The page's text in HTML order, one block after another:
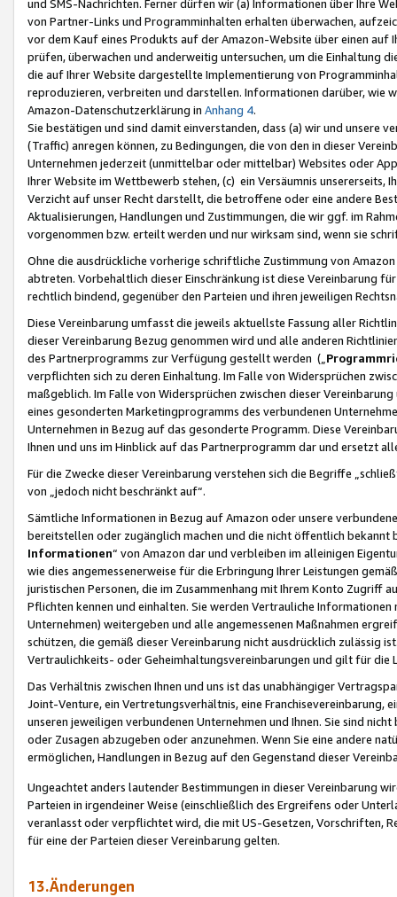
und SMS-Nachrichten. Ferner dürfen wir (a) Informationen über Ihre
von Partner-Links und Programminhalten erhalten überwachen,
vor dem Kauf eines Produkts auf der Amazon-Website über einen
prüfen, überwachen und anderweitig untersuchen, um die Einhaltung
die auf Ihrer Website dargestellte Implementierung von
reproduzieren, verbreiten und darstellen. Informationen darüber, wie
Amazon-Datenschutzerklärung in Anhang 4.
Sie bestätigen und sind damit einverstanden, dass (a) wir und
(Traffic) anregen können, zu Bedingungen, die von den in dieser
Unternehmen jederzeit (unmittelbar oder mittelbar) Websites oder
Ihrer Website im Wettbewerb stehen, (c) ein Versäumnis unsererseits,
Verzicht auf unser Recht darstellt, die betroffene oder eine andere
Aktualisierungen, Handlungen und Zustimmungen, die wir ggf. im
vorgenommen bzw. erteilt werden und nur wirksam sind, wenn sie
Ohne die ausdrückliche vorherige schriftliche Zustimmung von
abtreten. Vorbehaltlich dieser Einschränkung ist diese Vereinbarung
rechtlich bindend, gegenüber den Parteien und ihren jeweiligen
Diese Vereinbarung umfasst die jeweils aktuellste Fassung aller
dieser Vereinbarung Bezug genommen wird und alle anderen
des Partnerprogramms zur Verfügung gestellt werden („
verpflichten sich zu deren Einhaltung. Im Falle von Widersprüchen
maßgeblich. Im Falle von Widersprüchen zwischen dieser
eines gesonderten Marketingprogramms des verbundenen
Unternehmen in Bezug auf das gesonderte Programm. Diese
Ihnen und uns im Hinblick auf das Partnerprogramm dar und ersetzt
Für die Zwecke dieser Vereinbarung verstehen sich die Begriffe
von „jedoch nicht beschränkt auf“.
Sämtliche Informationen in Bezug auf Amazon oder unsere
bereitstellen oder zugänglich machen und die nicht öffentlich
Informationen“ von Amazon dar und verbleiben im alleinigen
wie dies angemessenerweise für die Erbringung Ihrer Leistungen
juristischen Personen, die im Zusammenhang mit Ihrem Konto
Pflichten kennen und einhalten. Sie werden Vertrauliche
Unternehmen) weitergeben und alle angemessenen Maßnahmen
schützen, die gemäß dieser Vereinbarung nicht ausdrücklich zulässig
Vertraulichkeits- oder Geheimhaltungsvereinbarungen und gilt für die
Das Verhältnis zwischen Ihnen und uns ist das unabhängiger
Joint-Venture, ein Vertretungsverhältnis, eine Franchisevereinbarung,
unseren jeweiligen verbundenen Unternehmen und Ihnen. Sie sind
oder Zusagen abzugeben oder anzunehmen. Wenn Sie eine andere
ermöglichen, Handlungen in Bezug auf den Gegenstand dieser
Ungeachtet anders lautender Bestimmungen in dieser Vereinbarung
Parteien in irgendeiner Weise (einschließlich des Ergreifens oder
veranlasst oder verpflichtet wird, die mit US-Gesetzen, Vorschriften,
für eine der Parteien dieser Vereinbarung gelten.
13.Änderungen